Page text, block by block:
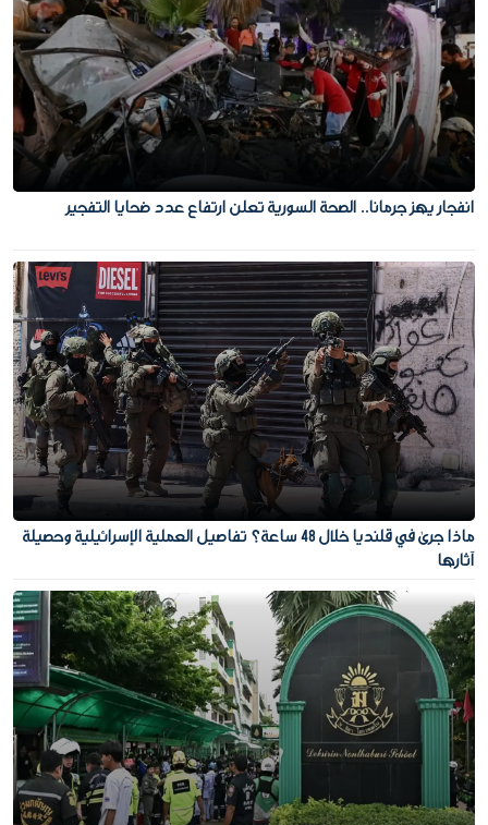
انفجار يهز جرمانا.. الصحة السورية تعلن ارتفاع عدد ضحايا التفجير
ماذا جرى في قلنديا خلال 48 ساعة؟ تفاصيل العملية الإسرائيلية وحصيلة
آثارها